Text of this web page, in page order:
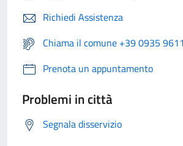
Richiedi Assistenza
Chiama il comune +39 0935
Prenota un appuntamento
Problemi in città
Segnala disservizio